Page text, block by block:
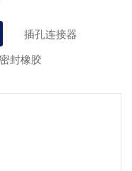
插孔连接器
密封橡胶